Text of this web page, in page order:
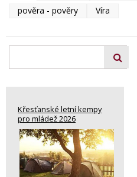
pověra - pověry
Víra
Křesťanské letní kempy
pro mládež 2026